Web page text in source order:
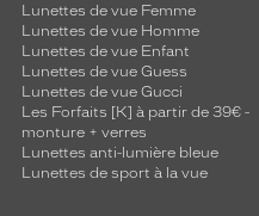
Lunettes de vue Femme
Lunettes de vue Homme
Lunettes de vue Enfant
Lunettes de vue Guess
Lunettes de vue Gucci
Les Forfaits [K] à partir de 39€ -
monture + verres
Lunettes anti-lumière bleue
Lunettes de sport à la vue